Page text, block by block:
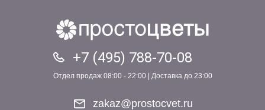
+7 (495) 788-70-08
Отдел продаж 08:00 - 22:00 | Доставка до 23:00
zakaz@prostocvet.ru